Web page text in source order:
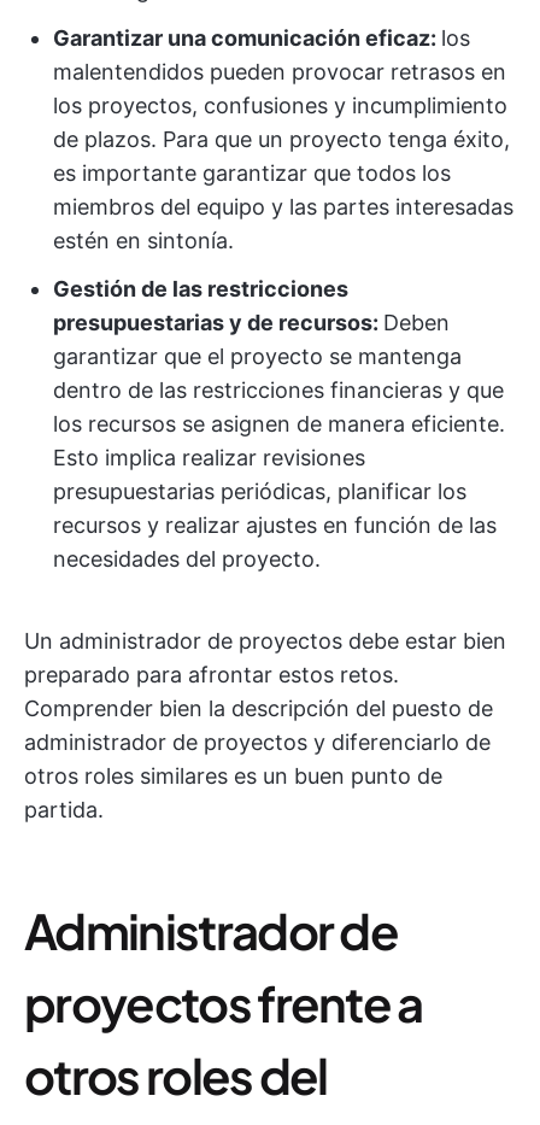
Garantizar una comunicación eficaz: los
malentendidos pueden provocar retrasos en
los proyectos, confusiones y incumplimiento
de plazos. Para que un proyecto tenga éxito,
es importante garantizar que todos los
miembros del equipo y las partes interesadas
estén en sintonía.
Gestión de las restricciones
presupuestarias y de recursos: Deben
garantizar que el proyecto se mantenga
dentro de las restricciones financieras y que
los recursos se asignen de manera eficiente.
Esto implica realizar revisiones
presupuestarias periódicas, planificar los
recursos y realizar ajustes en función de las
necesidades del proyecto.
Un administrador de proyectos debe estar bien
preparado para afrontar estos retos.
Comprender bien la descripción del puesto de
administrador de proyectos y diferenciarlo de
otros roles similares es un buen punto de
partida.
Administrador de
proyectos frente a
otros roles del